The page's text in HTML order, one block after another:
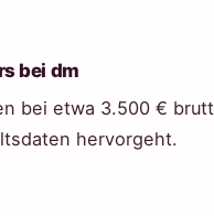
bei dm
bei etwa 3.500 €
hervorgeht.